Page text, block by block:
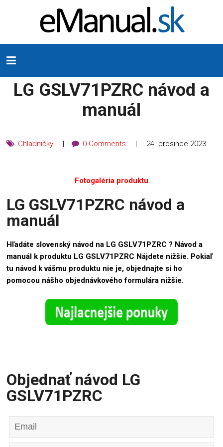
LG GSLV71PZRC návod a
manuál
Chladničky 0 Comments 24. prosince 2023
Fotogaléria produktu
LG GSLV71PZRC návod a
manuál
Hľadáte slovenský návod na LG GSLV71PZRC ? Návod a
manuál k produktu LG GSLV71PZRC Nájdete nižšie. Pokiaľ
tu návod k vášmu produktu nie je, objednajte si ho
pomocou nášho objednávkového formulára nižšie.
.
Objednať návod LG
GSLV71PZRC